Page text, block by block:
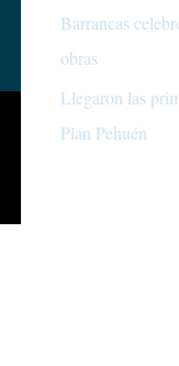
Barrancas
obras
Llegaron las
Plan Pehuén